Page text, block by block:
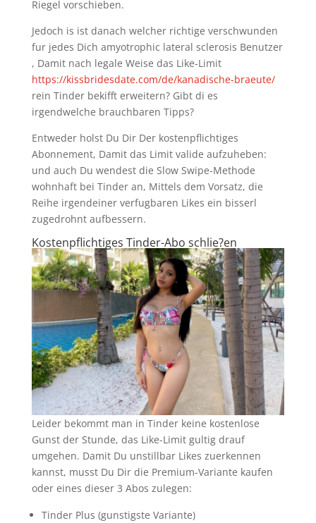
Riegel vorschieben.
Jedoch is ist danach welcher richtige verschwunden
fur jedes Dich amyotrophic lateral sclerosis Benutzer
, Damit nach legale Weise das Like-Limit
https://kissbridesdate.com/de/kanadische-braeute/
rein Tinder bekifft erweitern? Gibt di es
irgendwelche brauchbaren Tipps?
Entweder holst Du Dir Der kostenpflichtiges
Abonnement, Damit das Limit valide aufzuheben:
und auch Du wendest die Slow Swipe-Methode
wohnhaft bei Tinder an, Mittels dem Vorsatz, die
Reihe irgendeiner verfugbaren Likes ein bisserl
zugedrohnt aufbessern.
Kostenpflichtiges Tinder-Abo schlie?en
Leider bekommt man in Tinder keine kostenlose
Gunst der Stunde, das Like-Limit gultig drauf
umgehen. Damit Du unstillbar Likes zuerkennen
kannst, musst Du Dir die Premium-Variante kaufen
oder eines dieser 3 Abos zulegen:
Tinder Plus (gunstigste Variante)